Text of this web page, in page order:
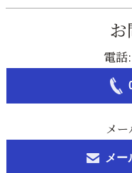
電
メ
メ